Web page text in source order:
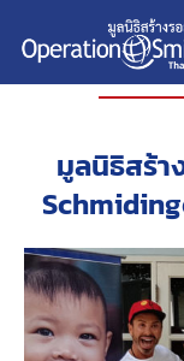
องค์
มูลนิธิสร้